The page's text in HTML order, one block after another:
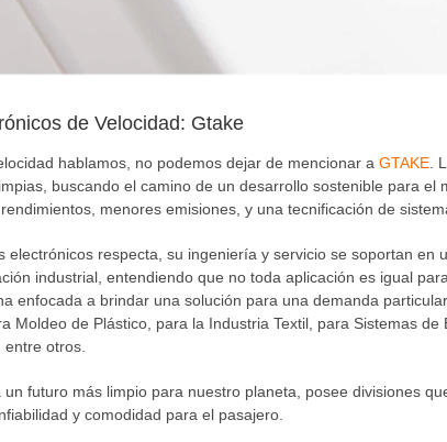
de Velocidad: Gtake
hablamos, no podemos dejar de mencionar a GTAKE .
buscando el camino de un desarrollo sostenible para
menores emisiones, y una tecnificación de
electrónicos respecta, su ingeniería y servicio se soportan
industrial, entendiendo que no toda aplicación es igual
enfocada a brindar una solución para una demanda
Moldeo de Plástico, para la Industria Textil, para Sistemas
otros.
futuro más limpio para nuestro planeta, posee divisiones
y comodidad para el pasajero.